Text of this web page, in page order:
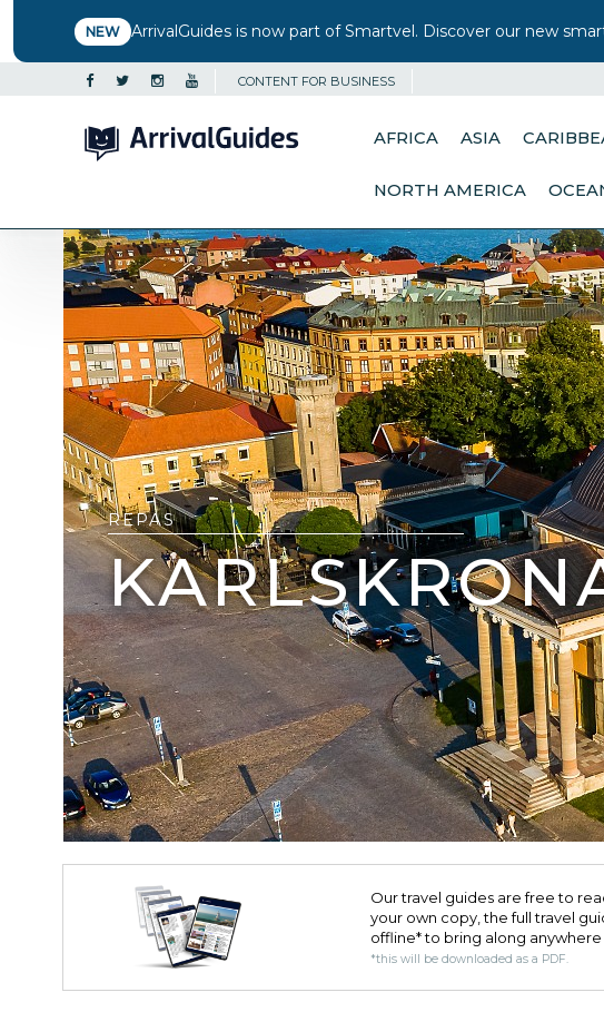
NEW ArrivalGuides is now part of Smartvel. Discover our new
CONTENT FOR BUSINESS
AFRICA ASIA
NORTH AMERICA
REPAS
Our travel guides are free to
your own copy, the full travel
offline* to bring along anywhere
*this will be downloaded as a PDF.